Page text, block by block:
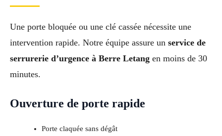
Une porte bloquée ou une clé cassée nécessite une
intervention rapide. Notre équipe assure un service de
serrurerie d’urgence à Berre Letang en moins de 30
minutes.
Ouverture de porte rapide
Porte claquée sans dégât